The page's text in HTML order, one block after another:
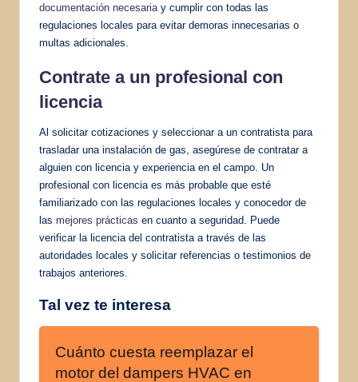
documentación necesaria y cumplir con todas las
regulaciones locales para evitar demoras innecesarias o
multas adicionales.
Contrate a un profesional con
licencia
Al solicitar cotizaciones y seleccionar a un contratista para
trasladar una instalación de gas, asegúrese de contratar a
alguien con licencia y experiencia en el campo. Un
profesional con licencia es más probable que esté
familiarizado con las regulaciones locales y conocedor de
las mejores prácticas en cuanto a seguridad. Puede
verificar la licencia del contratista a través de las
autoridades locales y solicitar referencias o testimonios de
trabajos anteriores.
Tal vez te interesa
Cuánto cuesta reemplazar el
motor del dampers HVAC en